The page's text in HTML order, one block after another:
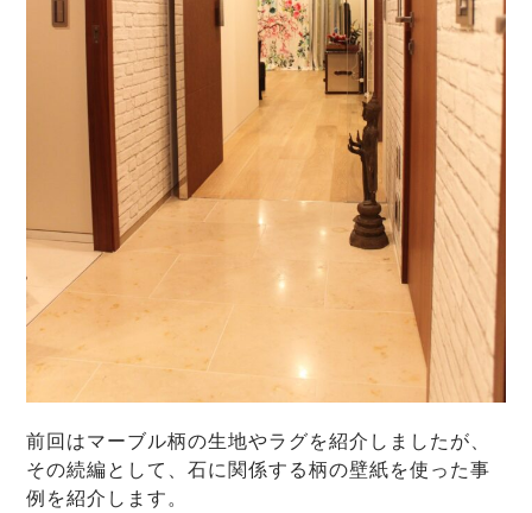
前回はマーブル柄の生地やラグを紹介しましたが、
その続編として、石に関係する柄の壁紙を使った事
例を紹介します。